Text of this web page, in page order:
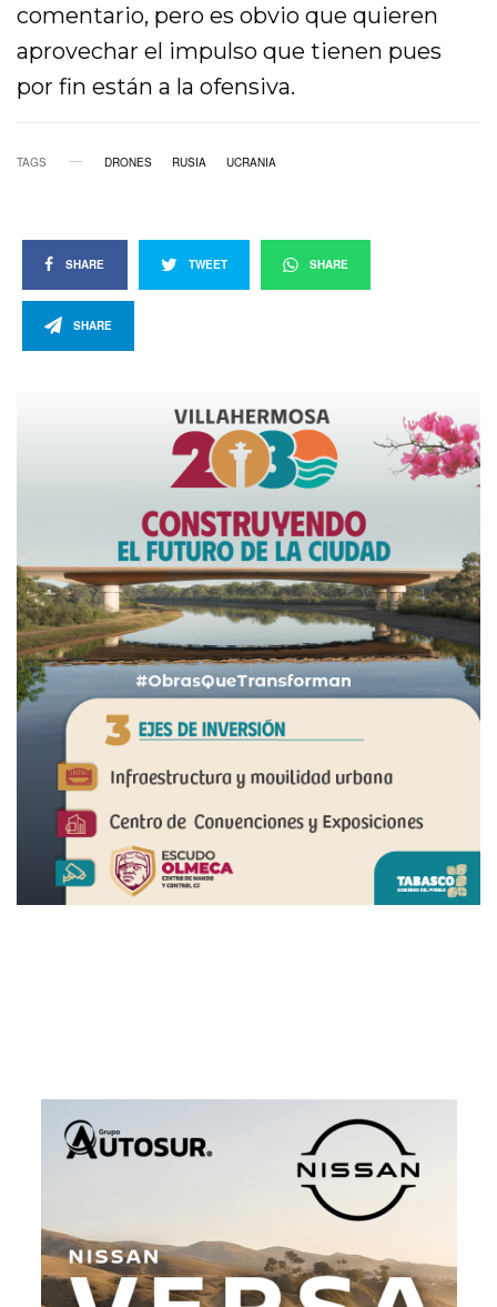
comentario, pero es obvio que quieren
aprovechar el impulso que tienen pues
por fin están a la ofensiva.
TAGS DRONES RUSIA UCRANIA
SHARE TWEET SHARE
SHARE